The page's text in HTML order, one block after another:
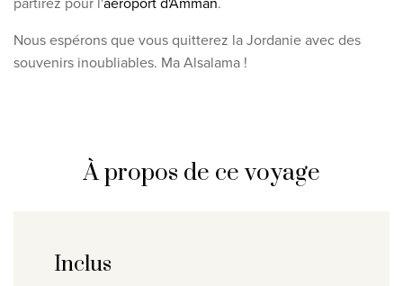
Nous espérons que vous quitterez la Jordanie avec des
souvenirs inoubliables. Ma Alsalama !
À propos de ce voyage
Inclus